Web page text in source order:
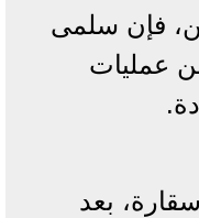
فإن سلمى
عمليات
بعد